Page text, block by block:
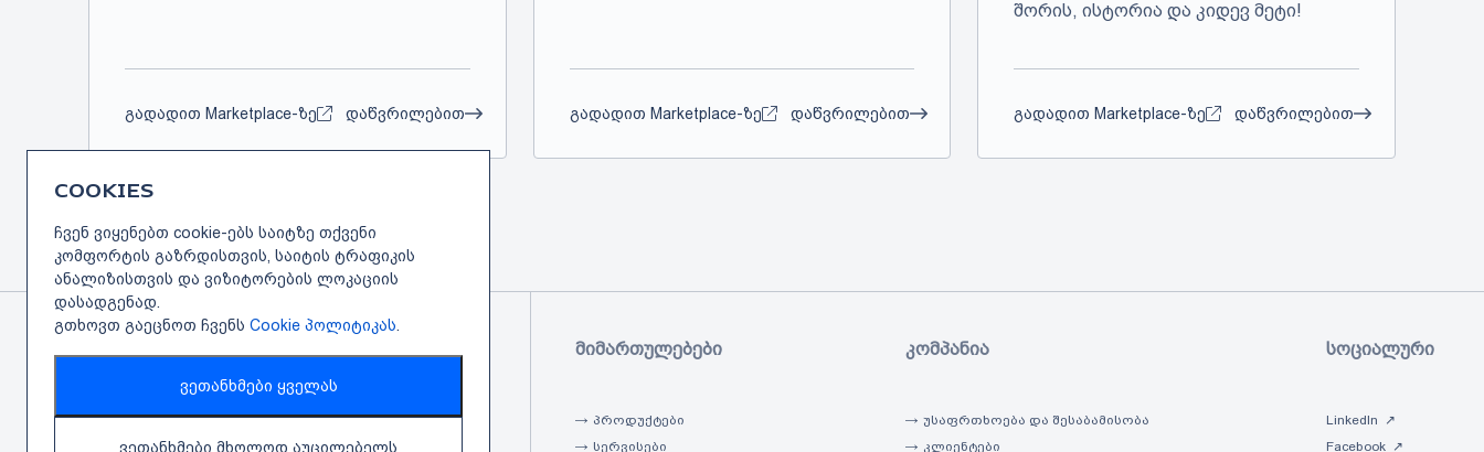
COOKIES
ჩვენ ვიყენებთ cookie-ებს საიტზე თქვენი
კომფორტის გაზრდისთვის, საიტის ტრაფიკის
ანალიზისთვის და ვიზიტორების ლოკაციის
დასადგენად.
გთხოვთ გაეცნოთ ჩვენს Cookie პოლიტიკას
ვეთანხმები ყველას
ვეთანხმები მხოლოდ აუცილებელს
გადადით Marketplace-ზე დაწვრილებით გადადით Marketplace-ზე დაწვრილებით
შორის, ისტორია და კიდევ მეტი!
გადადით Marketplace-ზე დაწვრილებით
Twinit
მიმართულებები
პროდუქტები
სერვისები
კომპანია
უსაფრთხოება და შესაბამისობა
კლიენტები
სოციალური
LinkedIn
Facebook